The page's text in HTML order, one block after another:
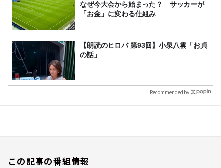
なぜ今大会から始まった？ サッカーが
「お金」に変わる仕組み
【朗読のヒロバ 第93回】小泉八雲「お貞
の話」
Recommended by
この記事の番組情報